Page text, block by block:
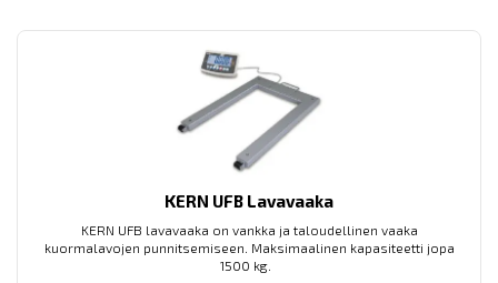
KERN UFB Lavavaaka
KERN UFB lavavaaka on vankka ja taloudellinen vaaka
kuormalavojen punnitsemiseen. Maksimaalinen kapasiteetti jopa
1500 kg.